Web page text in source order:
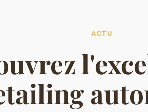
ACTU